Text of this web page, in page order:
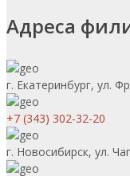
Адреса
г. Екатеринбург, ул.
+7 (343) 302-32-20
г. Новосибирск, ул.